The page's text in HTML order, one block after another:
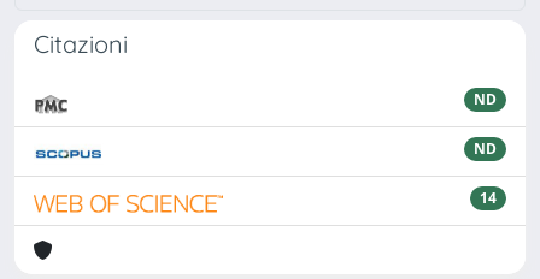
Citazioni
ND
ND
14